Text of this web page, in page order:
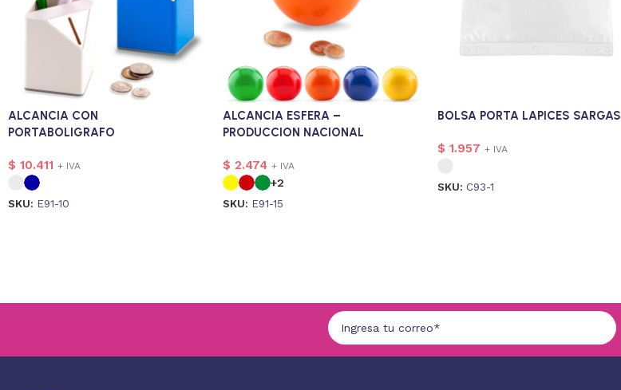
ALCANCIA CON
PORTABOLIGRAFO
$ 10.411 + IVA
SKU: E91-10
ALCANCIA ESFERA –
PRODUCCION NACIONAL
$ 2.474 + IVA
+2
SKU: E91-15
BOLSA PORTA LAPICES SARGAS
$ 1.957 + IVA
SKU: C93-1